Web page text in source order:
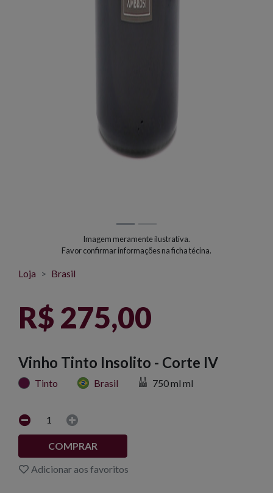
Imagem meramente ilustrativa.
Favor confirmar informações na ficha técina.
Loja Brasil
R$ 275,00
Vinho Tinto Insolito - Corte IV
Tinto Brasil 750 ml ml
1
COMPRAR
Adicionar aos favoritos